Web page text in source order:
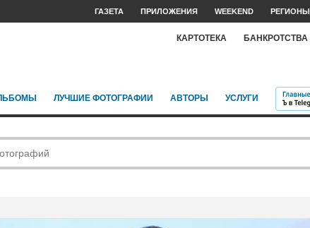
ГАЗЕТА ПРИЛОЖЕНИЯ WEEKEND РЕГИОНЫ
КАРТОТЕКА БАНКРОТСТВА
ЛУЧШИЕ ФОТОГРАФИИ АВТОРЫ УСЛУГИ